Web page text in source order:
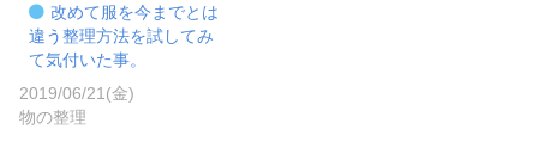
改めて服を今までとは
違う整理方法を試してみ
て気付いた事。
2019/06/21(金)
物の整理